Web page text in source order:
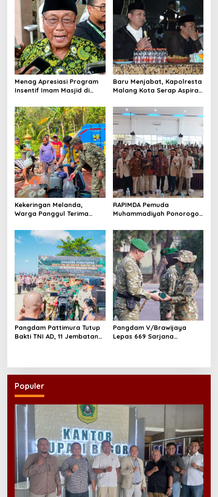
g
a
t
i
o
n
Menag Apresiasi Program
Insentif Imam Masjid di
Model Nasional
Baru Menjabat, Kapolresta
Malang Kota Serap Aspirasi
Kamtibmas
Kekeringan Melanda,
Warga Panggul Terima
RAPIMDA Pemuda
Muhammadiyah Ponorogo
Kebangsaan Berbasis
Integritas
Pangdam Pattimura Tutup
Bakti TNI AD, 11 Jembatan
Pangdam V/Brawijaya
Lepas 669 Sarjana
Populer